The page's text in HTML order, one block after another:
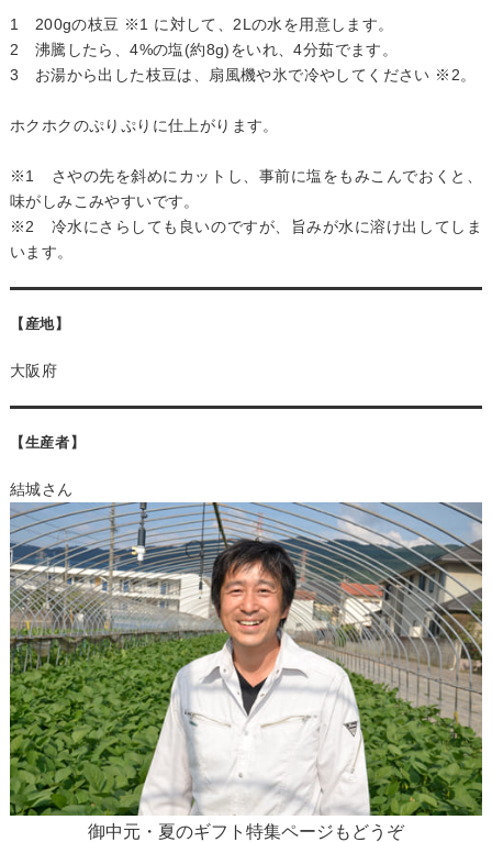
1 200gの枝豆 ※1 に対して、2Lの水を用意します。
2 沸騰したら、4%の塩(約8g)をいれ、4分茹でます。
3 お湯から出した枝豆は、扇風機や氷で冷やしてください ※2。
ホクホクのぷりぷりに仕上がります。
※1 さやの先を斜めにカットし、事前に塩をもみこんでおくと、
味がしみこみやすいです。
※2 冷水にさらしても良いのですが、旨みが水に溶け出してしま
います。
【産地】
大阪府
【生産者】
結城さん
御中元・夏のギフト特集ページもどうぞ